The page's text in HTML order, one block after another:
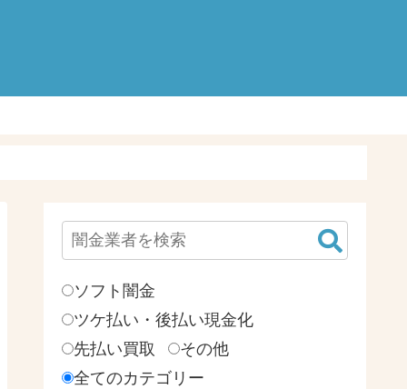
検
索:
ソフト闇金
ツケ払い・後払い現金化
先払い買取
その他
全てのカテゴリー